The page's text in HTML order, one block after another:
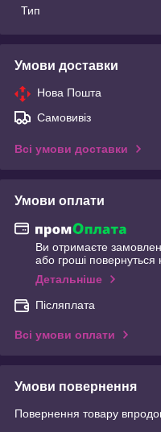
Тип
Умови доставки
Нова Пошта
Самовивіз
Всі умови доставки
Умови оплати
Ви отримаєте
або гроші повернуться
Детальніше
Післяплата
Всі умови оплати
Умови повернення
Повернення товару